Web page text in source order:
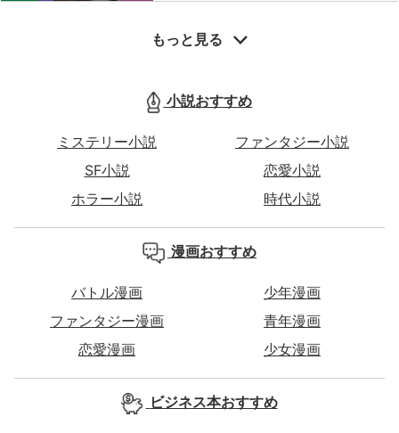
もっと見る
小説おすすめ
ミステリー小説
ファンタジー小説
SF小説
恋愛小説
ホラー小説
時代小説
漫画おすすめ
バトル漫画
少年漫画
ファンタジー漫画
青年漫画
恋愛漫画
少女漫画
ビジネス本おすすめ